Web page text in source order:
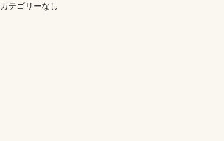
カテゴリーなし